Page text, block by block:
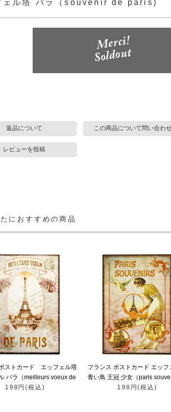
ェル塔 バラ（souvenir de paris)
返品について この商品について問い合わ
レビューを投稿
におすすめの商品
ストカード エッフェル塔
バラ（meilleurs voeux de
paris）
198円(税込)
フランス ポストカード エッフ
青い鳥 王冠 少女（paris
198円(税込)